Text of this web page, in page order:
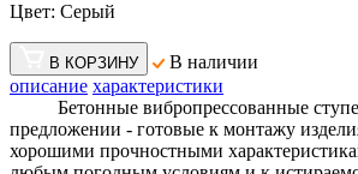
Цвет: Серый
В КОРЗИНУ
В наличии
описание характеристики
Бетонные вибропрессованные
предложении - готовые к монтажу
хорошими прочностными